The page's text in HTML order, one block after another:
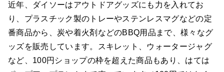
近年、ダイソーはアウトドアグッズにも力を入れてお
り、プラスチック製のトレーやステンレスマグなどの定
番商品から、炭や着火剤などのBBQ用品まで、様々なグ
ッズを販売しています。スキレット、ウォータージャグ
など、100円ショップの枠を超えた商品もあり、はては